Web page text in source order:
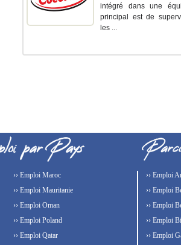
intégré dans une
principal est de
les ...
›› Emploi Maroc
›› Emploi Mauritanie
›› Emploi Oman
›› Emploi Poland
›› Emploi Qatar
›› Emploi
›› Emploi
›› Emploi
›› Emploi
›› Emploi